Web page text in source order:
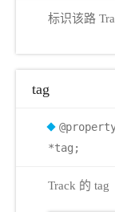
标识该路
tag
*tag;
Track 的 tag